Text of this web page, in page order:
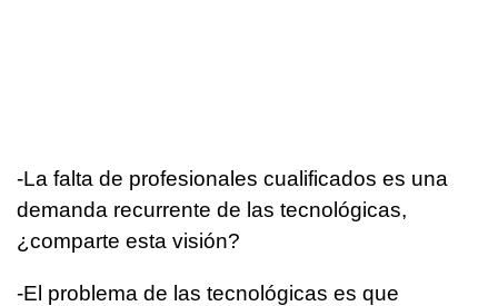
-La falta de profesionales cualificados es una
demanda recurrente de las tecnológicas,
¿comparte esta visión?
-El problema de las tecnológicas es que